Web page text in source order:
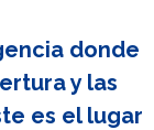
donde
y las
es el lugar